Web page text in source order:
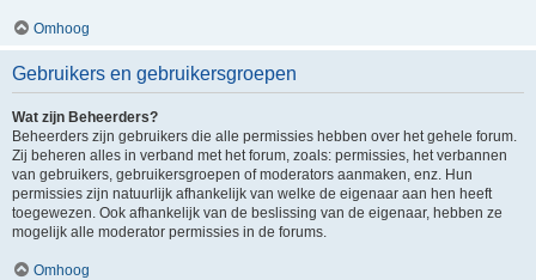
Omhoog
Gebruikers en gebruikersgroepen
Wat zijn Beheerders?
Beheerders zijn gebruikers die alle permissies hebben over het gehele forum.
Zij beheren alles in verband met het forum, zoals: permissies, het verbannen
van gebruikers, gebruikersgroepen of moderators aanmaken, enz. Hun
permissies zijn natuurlijk afhankelijk van welke de eigenaar aan hen heeft
toegewezen. Ook afhankelijk van de beslissing van de eigenaar, hebben ze
mogelijk alle moderator permissies in de forums.
Omhoog